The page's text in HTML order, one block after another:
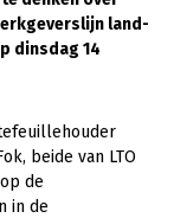
land-
dinsdag 14
beide van LTO
de
in de